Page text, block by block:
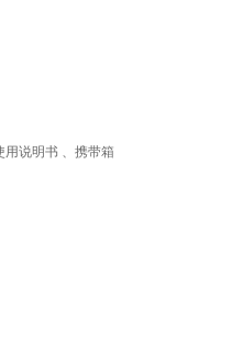
说明书 、携带箱